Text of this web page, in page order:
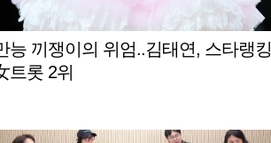
능 끼쟁이의 위엄..김태연, 스타랭킹
트롯 2위